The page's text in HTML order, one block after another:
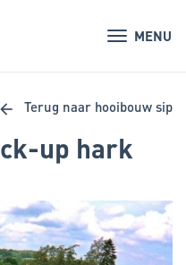
MENU
up hark
arrow_back Terug naar hooibouw sip